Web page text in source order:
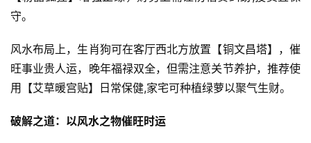
守。
风水布局上，生肖狗可在客厅西北方放置【铜文昌塔】，催
旺事业贵人运，晚年福禄双全，但需注意关节养护，推荐使
用【艾草暖宫贴】日常保健,家宅可种植绿萝以聚气生财。
破解之道：以风水之物催旺时运